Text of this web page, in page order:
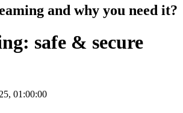
and why you need it?
safe & secure
01:00:00